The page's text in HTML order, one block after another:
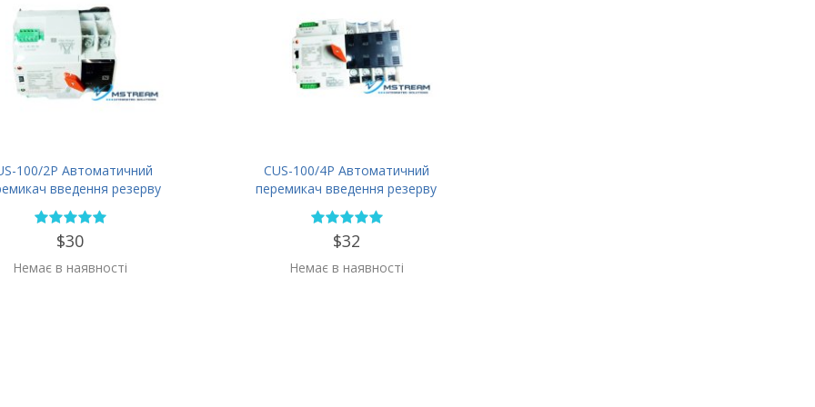
100/2P Автоматичний
введення резерву
$30
Немає в наявності
CUS-100/4P Автоматичний
перемикач введення резерву
$32
Немає в наявності